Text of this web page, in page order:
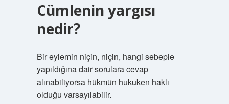
Cümlenin yargısı
nedir?
Bir eylemin niçin, niçin, hangi sebeple
yapıldığına dair sorulara cevap
alınabiliyorsa hükmün hukuken haklı
olduğu varsayılabilir.